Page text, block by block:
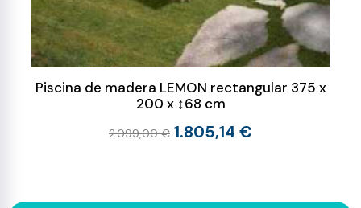
Piscina de madera LEMON rectangular 375 x
200 x ↕68 cm
2.099,00 € 1.805,14 €